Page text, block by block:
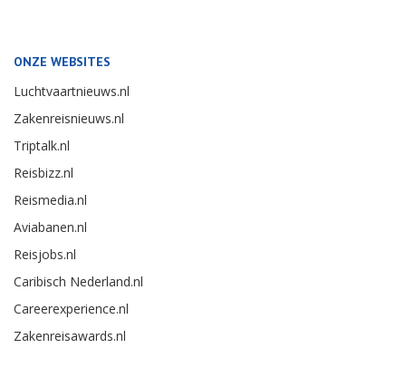
ONZE WEBSITES
Luchtvaartnieuws.nl
Zakenreisnieuws.nl
Triptalk.nl
Reisbizz.nl
Reismedia.nl
Aviabanen.nl
Reisjobs.nl
Caribisch Nederland.nl
Careerexperience.nl
Zakenreisawards.nl